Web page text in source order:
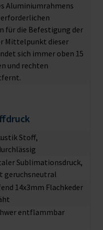
Aluminiumrahmens
für die Befestigung der
Mittelpunkt dieser
sich immer oben 15
und rechten
Stoff,
Sublimationsdruck,
geruchsneutral
14x3mm Flachkeder
entflammbar